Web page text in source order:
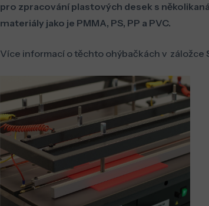
pro zpracování plastových desek s
materiály jako je PMMA, PS, PP a PVC.
Více informací o těchto ohýbačkách v záložce